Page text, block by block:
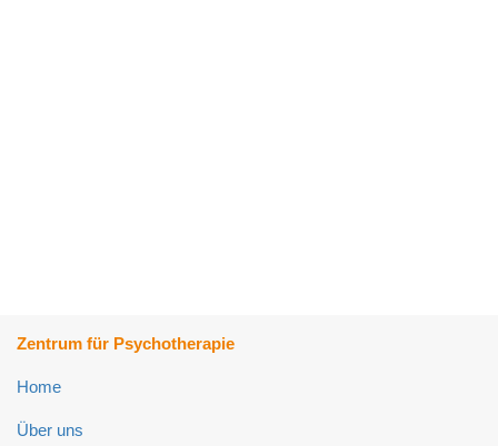
Zentrum für Psychotherapie
Home
Über uns